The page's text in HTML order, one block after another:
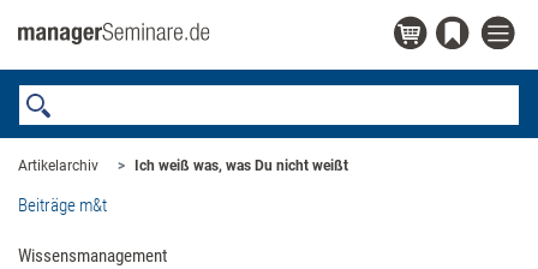
Artikelarchiv Ich weiß was, was Du nicht weißt
Beiträge m&t
Wissensmanagement